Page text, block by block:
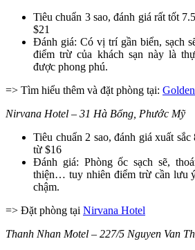
Tiêu chuẩn 3 sao, đánh giá rất tốt
$21
Đánh giá: Có vị trí gần biển, sạch
điểm trừ của khách sạn này là
được phong phú.
=> Tìm hiểu thêm và đặt phòng tại:
Nirvana Hotel – 31 Hà Bổng, Phước Mỹ
Tiêu chuẩn 2 sao, đánh giá xuất
từ $16
Đánh giá: Phòng ốc sạch sẽ,
thiện… tuy nhiên điểm trừ cần lưu
chậm.
=> Đặt phòng tại Nirvana Hotel
Thanh Nhan Motel – 227/5 Nguyen Van